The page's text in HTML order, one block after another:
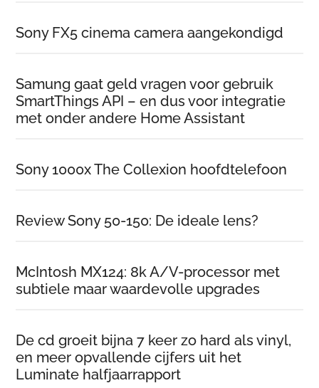
Sony FX5 cinema camera aangekondigd
Samung gaat geld vragen voor gebruik
SmartThings API – en dus voor integratie
met onder andere Home Assistant
Sony 1000x The Collexion hoofdtelefoon
Review Sony 50-150: De ideale lens?
McIntosh MX124: 8k A/V-processor met
subtiele maar waardevolle upgrades
De cd groeit bijna 7 keer zo hard als vinyl,
en meer opvallende cijfers uit het
Luminate halfjaarrapport